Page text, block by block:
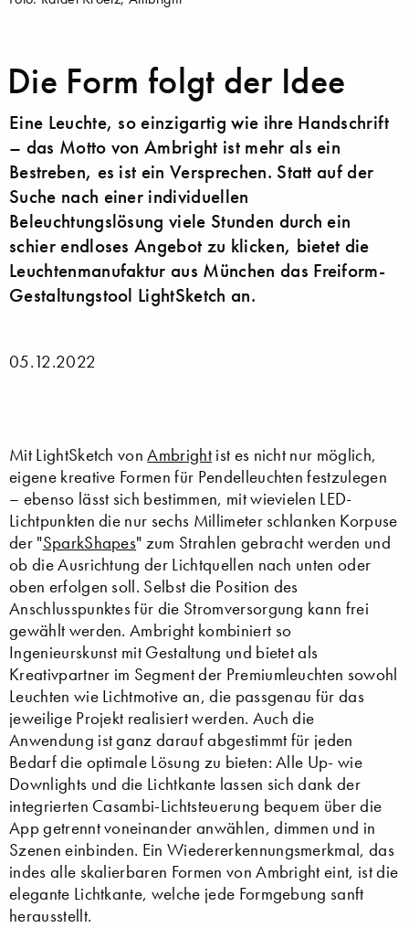
Die Form folgt der Idee
Eine Leuchte, so einzigartig wie ihre Handschrift
– das Motto von Ambright ist mehr als ein
Bestreben, es ist ein Versprechen. Statt auf der
Suche nach einer individuellen
Beleuchtungslösung viele Stunden durch ein
schier endloses Angebot zu klicken, bietet die
Leuchtenmanufaktur aus München das Freiform-
Gestaltungstool LightSketch an.
05.12.2022
Mit LightSketch vonAmbrightist es nicht nur möglich,
eigene kreative Formen für Pendelleuchten festzulegen
– ebenso lässt sich bestimmen, mit wievielen LED-
Lichtpunkten die nur sechs Millimeter schlanken Korpuse
der "SparkShapes" zum Strahlen gebracht werden und
ob die Ausrichtung der Lichtquellen nach unten oder
oben erfolgen soll. Selbst die Position des
Anschlusspunktes für die Stromversorgung kann frei
gewählt werden. Ambright kombiniert so
Ingenieurskunst mit Gestaltung und bietet als
Kreativpartner im Segment der Premiumleuchten sowohl
Leuchten wie Lichtmotive an, die passgenau für das
jeweilige Projekt realisiert werden. Auch die
Anwendung ist ganz darauf abgestimmt für jeden
Bedarf die optimale Lösung zu bieten: Alle Up- wie
Downlights und die Lichtkante lassen sich dank der
integrierten Casambi-Lichtsteuerung bequem über die
App getrennt voneinander anwählen, dimmen und in
Szenen einbinden. Ein Wiedererkennungsmerkmal, das
indes alle skalierbaren Formen von Ambright eint, ist die
elegante Lichtkante, welche jede Formgebung sanft
herausstellt.